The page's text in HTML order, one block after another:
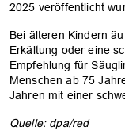
2025 veröffentlicht
Bei älteren Kindern
Erkältung oder eine
Empfehlung für
Menschen ab 75
Jahren mit einer
Quelle: dpa/red